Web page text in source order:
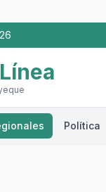
Política